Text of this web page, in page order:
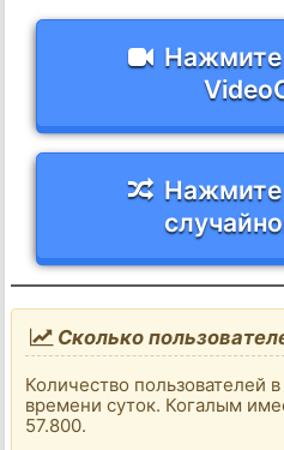
Нажмите
Нажмите
Сколько
Количество пользователей
времени суток. Когалым
57.800.